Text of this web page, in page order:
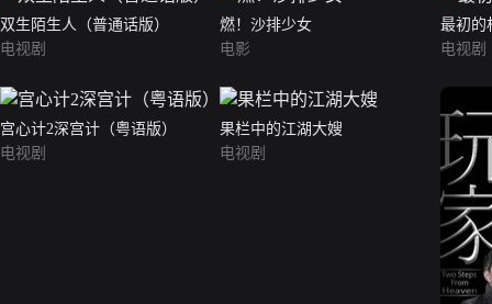
双生陌生人（普通话版）
电视剧
燃！沙排少女
电影
最初的
电视剧
宫心计2深宫计（粤语版）
电视剧
果栏中的江湖大嫂
电视剧